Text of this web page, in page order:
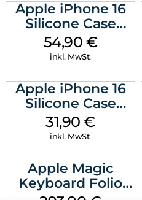
Apple iPhone 16
Silicone Case
MagSafe Black
54,90 €
inkl. MwSt.
Apple iPhone 16
Silicone Case
MagSafe Fuchsia
31,90€
inkl. MwSt.
Apple Magic
Keyboard Folio